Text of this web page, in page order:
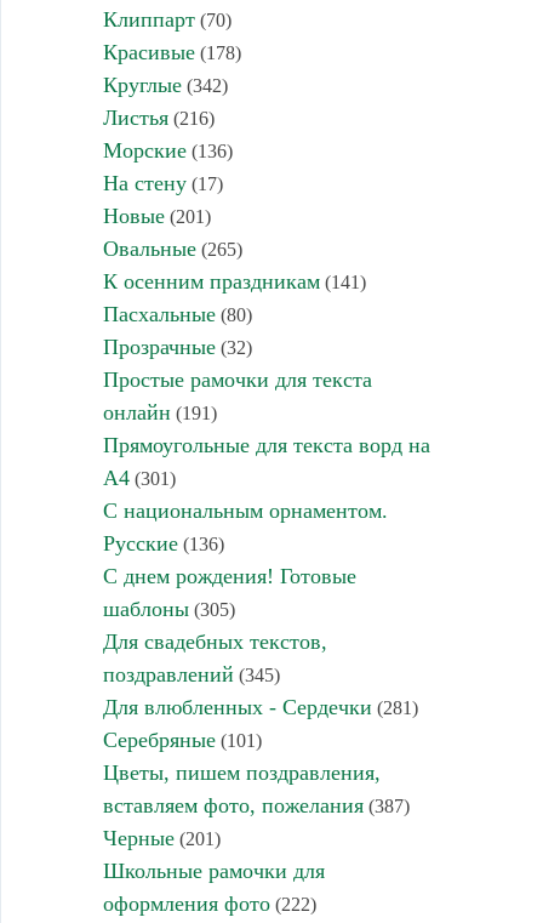
Клиппарт(70)
Красивые(178)
Круглые(342)
Листья(216)
Морские(136)
На стену(17)
Новые(201)
Овальные(265)
К осенним праздникам(141)
Пасхальные(80)
Прозрачные(32)
Простые рамочки для текста
онлайн (191)
Прямоугольные для текста ворд на
А4(301)
С национальным орнаментом.
Русские(136)
С днем рождения! Готовые
шаблоны(305)
Для свадебных текстов,
поздравлений (345)
Для влюбленных - Сердечки (281)
Серебряные(101)
Цветы, пишем поздравления,
вставляем фото, пожелания(387)
Черные(201)
Школьные рамочки для
оформления фото(222)